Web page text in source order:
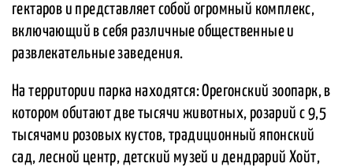
гектаров и представляет собой огромный комплекс,
включающий в себя различные общественные и
развлекательные заведения.
На территории парка находятся: Орегонский зоопарк, в
котором обитают две тысячи животных, розарий с 9,5
тысячами розовых кустов, традиционный японский
сад, лесной центр, детский музей и дендрарий Хойт,